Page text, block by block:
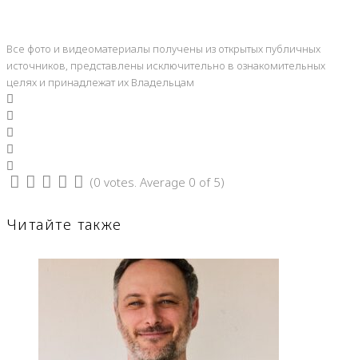
Все фото и видеоматериалы получены из открытых публичных
источников, представлены исключительно в ознакомительных
целях и принадлежат их Владельцам
(0 votes. Average 0 of 5)
Читайте также